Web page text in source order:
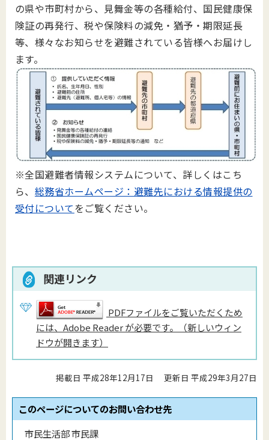
の県や市町村から、見舞金等の各種給付、国民健康保
険証の再発行、税や保険料の減免・猶予・期限延長
等、様々なお知らせを避難されている皆様へお届けし
ます。
※全国避難者情報システムについて、詳しくはこち
ら、 総務省ホームページ：避難先における情報提供の
受付についてをご覧ください。
関連リンク
PDFファイルをご覧いただくため
には、Adobe Reader が必要です。（新しいウィン
ドウが開きます）
掲載日 平成28年12月17日 更新日 平成29年3月27日
このページについてのお問い合わせ先
市民生活部 市民課